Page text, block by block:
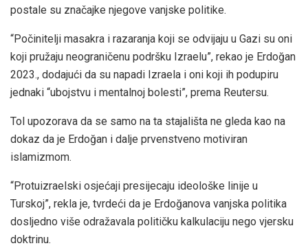
postale su značajke njegove vanjske politike.
“Počinitelji masakra i razaranja koji se odvijaju u Gazi su oni
koji pružaju neograničenu podršku Izraelu”, rekao je Erdoğan
2023., dodajući da su napadi Izraela i oni koji ih podupiru
jednaki “ubojstvu i mentalnoj bolesti”, prema Reutersu.
Tol upozorava da se samo na ta stajališta ne gleda kao na
dokaz da je Erdoğan i dalje prvenstveno motiviran
islamizmom.
“Protuizraelski osjećaji presijecaju ideološke linije u
Turskoj”, rekla je, tvrdeći da je Erdoğanova vanjska politika
dosljedno više odražavala političku kalkulaciju nego vjersku
doktrinu.